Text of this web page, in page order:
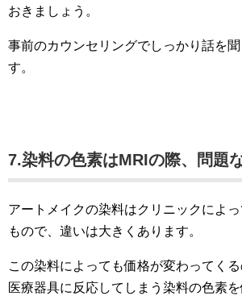
おきましょう。
事前のカウンセリングでしっかり話を
す。
7.染料の色素はMRIの際、問題
アートメイクの染料はクリニックによ
もので、違いは大きくあります。
この染料によっても価格が変わってく
医療器具に反応してしまう染料の色素